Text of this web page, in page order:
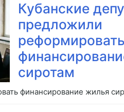
Кубанские
предложили
реформировать
сиротам
финансирование жилья